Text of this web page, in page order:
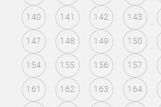
140 141 142 143
147 148 149 150
154 155 156 157
161 162 163 164